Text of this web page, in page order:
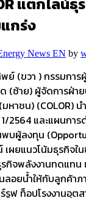
กร่ง
News EN by
(ขวา ) กรรมการ
ซ้าย) ผู้จัดการฝ่า
หาชน) (COLOR)
2564 และแผนการ
พบผู้ลงทุน
ผยแนวโน้มธุรกิจใ
กิจพลังงานทดแทน
อยน้ำให้กับลูกค้าภ
ฟ ท็อปโรงงานอุต